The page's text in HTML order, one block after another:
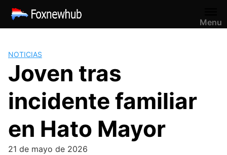
Saltar
contenido
Menu
NOTICIAS
Joven tras
incidente familiar
en Hato Mayor
21 de mayo de 2026